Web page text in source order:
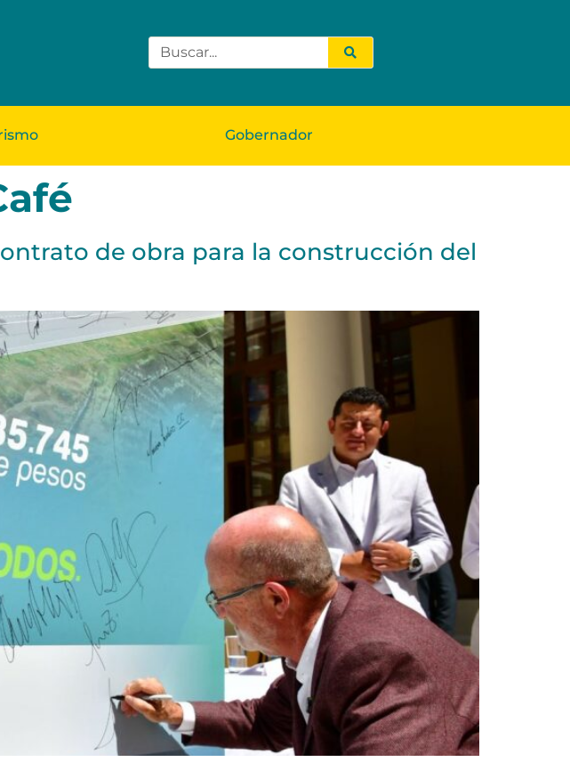
Gobernador
de obra para la construcción del